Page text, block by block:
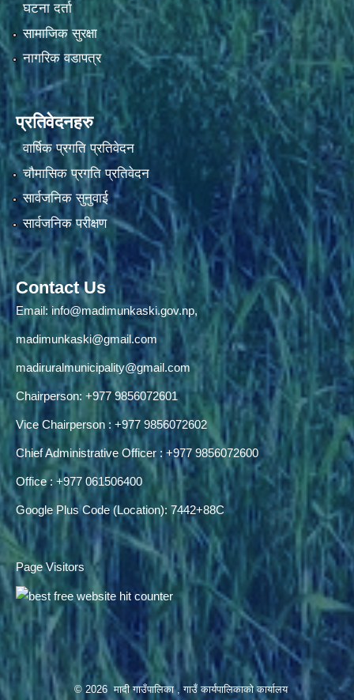
घटना दर्ता
सामाजिक सुरक्षा
नागरिक वडापत्र
प्रतिवेदनहरु
वार्षिक प्रगति प्रतिवेदन
चौमासिक प्रगति प्रतिवेदन
सार्वजनिक सुनुवाई
सार्वजनिक परीक्षण
Contact Us
Email: info@madimunkaski.gov.np,
madimunkaski@gmail.com
madiruralmunicipality@gmail.com
Chairperson: +977 9856072601
Vice Chairperson : +977 9856072602
Chief Administrative Officer : +977 9856072600
Office : +977 061506400
Google Plus Code (Location): 7442+88C
Page Visitors
© 2026 मादी गाउँपालिका , गाउँ कार्यपालिकाको कार्यालय